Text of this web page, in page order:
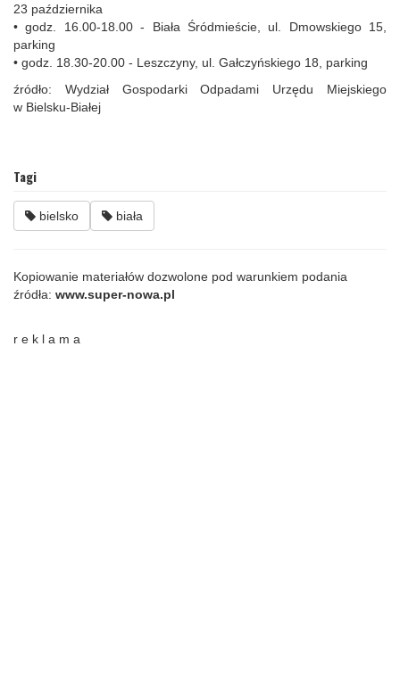
23 października
• godz. 16.00-18.00 - Biała Śródmieście, ul. Dmowskiego 15,
parking
• godz. 18.30-20.00 - Leszczyny, ul. Gałczyńskiego 18, parking
źródło: Wydział Gospodarki Odpadami Urzędu Miejskiego
w Bielsku-Białej
Tagi
bielsko biała
Kopiowanie materiałów dozwolone pod warunkiem podania
źródła: www.super-nowa.pl
r e k l a m a